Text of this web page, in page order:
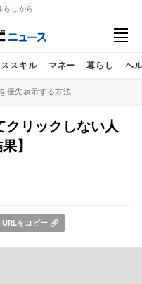
らしから
スキル マネー 暮らし ヘ
優先表示する方法
クリックしない人
】
URLをコピー